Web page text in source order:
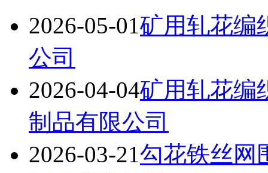
2026-05-01矿用轧花编
公司
2026-04-04矿用轧花
制品有限公司
2026-03-21勾花铁丝网